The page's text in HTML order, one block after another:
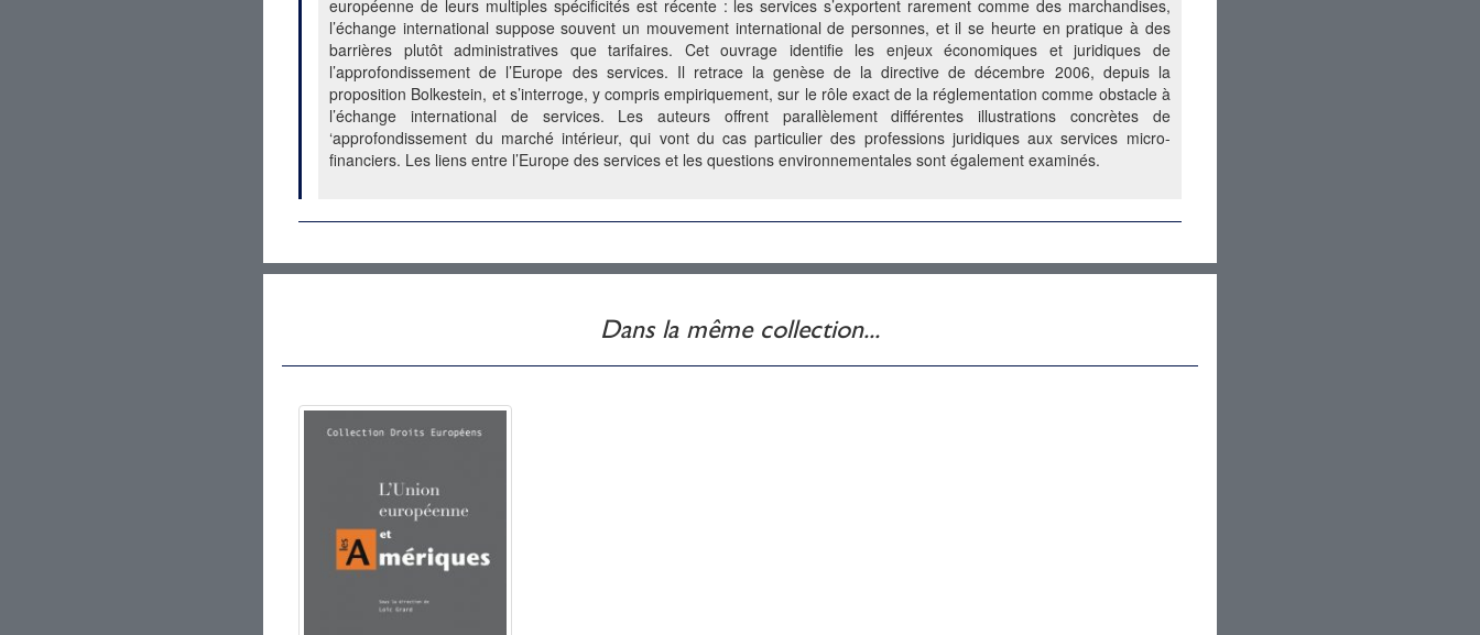
européenne de leurs multiples spécificités est récente : les services s’exportent rarement comme des marchandises,
l’échange international suppose souvent un mouvement international de personnes, et il se heurte en pratique à des
barrières plutôt administratives que tarifaires. Cet ouvrage identifie les enjeux économiques et juridiques de
l’approfondissement de l’Europe des services. Il retrace la genèse de la directive de décembre 2006, depuis la
proposition Bolkestein, et s’interroge, y compris empiriquement, sur le rôle exact de la réglementation comme obstacle à
l’échange international de services. Les auteurs offrent parallèlement différentes illustrations concrètes de
‘approfondissement du marché intérieur, qui vont du cas particulier des professions juridiques aux services micro-
financiers. Les liens entre l’Europe des services et les questions environnementales sont également examinés.
Dans la même collection...